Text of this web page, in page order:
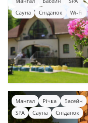
Сауна
Сніданок Wi-Fi
Мангал Річка
Басейн
SPA
Сауна Сніданок